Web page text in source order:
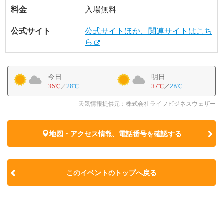
料金
入場無料
公式サイト
公式サイトほか、関連サイトはこち
ら
今日
36℃／28℃
明日
37℃／28℃
天気情報提供元：株式会社ライフビジネスウェザー
地図・アクセス情報、電話番号を確認する
このイベントのトップへ戻る